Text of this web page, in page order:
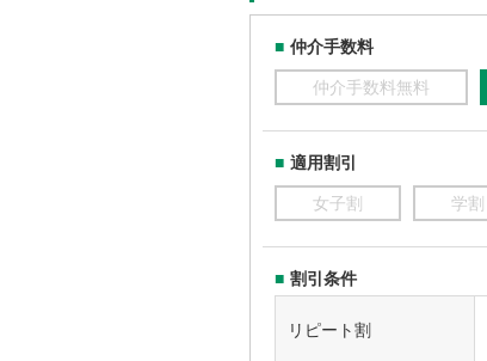
仲介手数料
仲介手数料無料
適用割引
女子割 学割
割引条件
リピート割